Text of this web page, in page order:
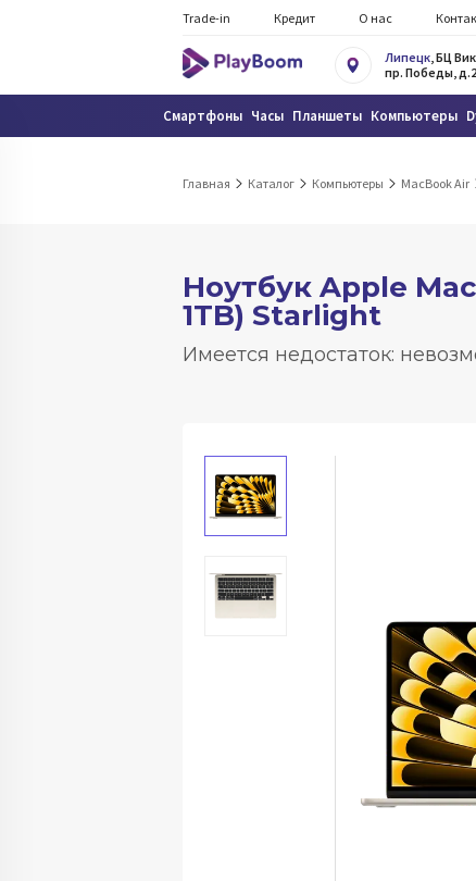
Trade-in Кредит О нас
Липецк, БЦ
пр. Победы,
Смартфоны Часы Планшеты Компьютеры
Главная Каталог Компьютеры MacBook Air
Ноутбук Apple
1TB) Starlight
Имеется недостаток: